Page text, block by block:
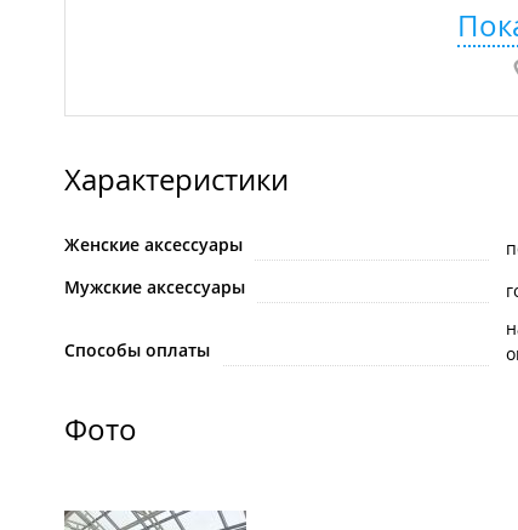
Характеристики
Женские аксессуары
Мужские аксессуары
Способы оплаты
Фото